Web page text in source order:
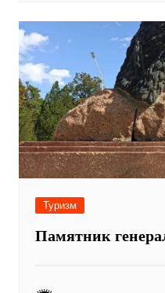
Туризм
Памятник